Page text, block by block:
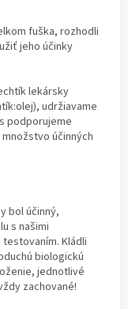
fuška, rozhodli
jeho účinky
lekársky
udržiavame
podporujeme
účinných
bol účinný,
s našimi
Kládli
biologickú
jednotlivé
zachované!